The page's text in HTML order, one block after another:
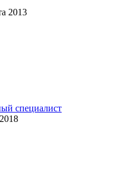
2013
специалист